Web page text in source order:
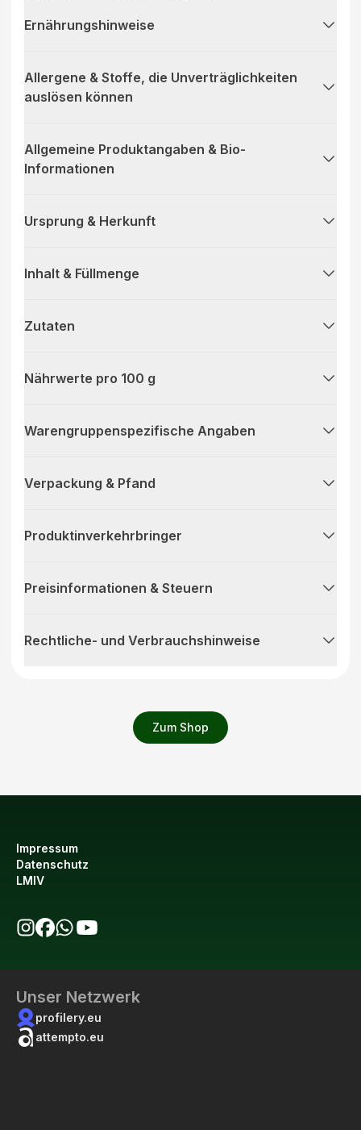
Zum Shop
Ernährungshinweise
Allergene & Stoffe, die Unverträglichkeiten
auslösen können
Allgemeine Produktangaben & Bio-
Informationen
Ursprung & Herkunft
Inhalt & Füllmenge
Zutaten
Nährwerte pro 100 g
Warengruppenspezifische Angaben
Verpackung & Pfand
Produktinverkehrbringer
Preisinformationen & Steuern
Rechtliche- und Verbrauchshinweise
Impressum
Datenschutz
LMIV
Unser Netzwerk
profilery.eu
attempto.eu